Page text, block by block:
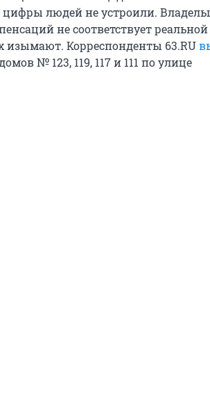
цифры людей не устроили.
не соответствует реальной
изымают. Корреспонденты 63.RU
№ 123, 119, 117 и 111 по улице